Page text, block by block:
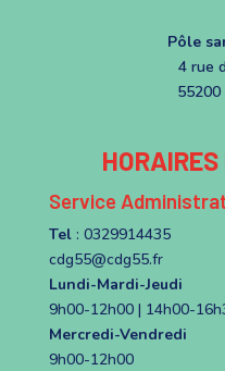
Pôle
4 rue
55200
HORAIRES
Service
Tel: 0329914435
cdg55@cdg55.fr
Lundi-Mardi-Jeudi
9h00-12h00 | 14h00-
Mercredi-Vendredi
9h00-12h00